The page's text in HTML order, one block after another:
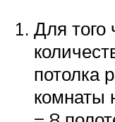
Для того
потолка
комнаты